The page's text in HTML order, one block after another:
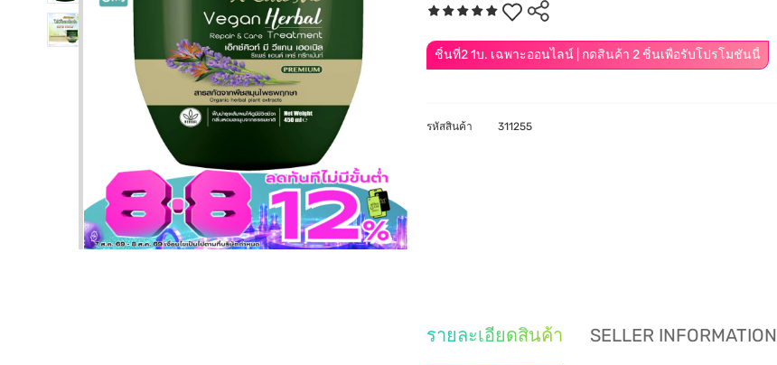
ชิ้นที่2 1บ. เฉพาะออนไลน์ | กดสินค้า 2 ชิ้นเพื่อรับโปรโมชันนี้
รหัสสินค้า 311255
รายละเอียดสินค้า SELLER INFORMATION